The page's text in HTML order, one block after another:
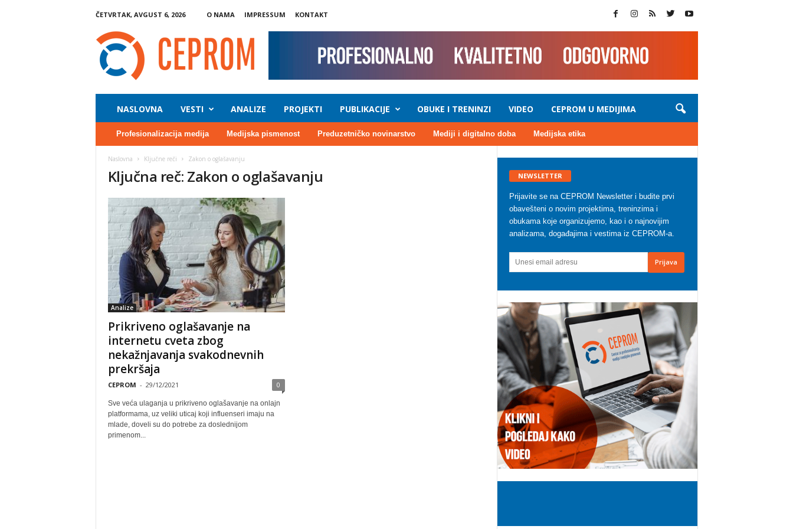
ČETVRTAK, AVGUST 6, 2026 O NAMA IMPRESSUM
KONTAKT
E
R
NASLOVNA VESTI ANALIZE PROJEKTI PUBLIKACIJE OBUKE I TRENINZI VIDEO CEPROM U MEDIJIMA
Profesionalizacija medija Medijska pismenost Preduzetničko novinarstvo Mediji i digitalno doba Medijska etika
Naslovna Ključne reči Zakon o oglašavanju
Ključna reč: Zakon o oglašavanju
Analize
Prikriveno oglašavanje na
internetu cveta zbog
nekažnjavanja svakodnevnih
prekršaja
CEPROM - 29/12/2021 0
Sve veća ulaganja u prikriveno oglašavanje na onlajn
platformama, uz veliki uticaj koji influenseri imaju na
mlade, doveli su do potrebe za doslednijom
primenom...
NEWSLETTER
Prijavite se na CEPROM Newsletter i budite prvi
obavešteni o novim projektima, treninzima i
obukama koje organizujemo, kao i o najnovijim
analizama, događajima i vestima iz CEPROM-a.